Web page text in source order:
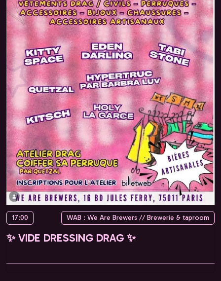
17:00 WAB : We Are Brewers // Brewerie & taproom
✨ VIDE DRESSING DRAG ✨